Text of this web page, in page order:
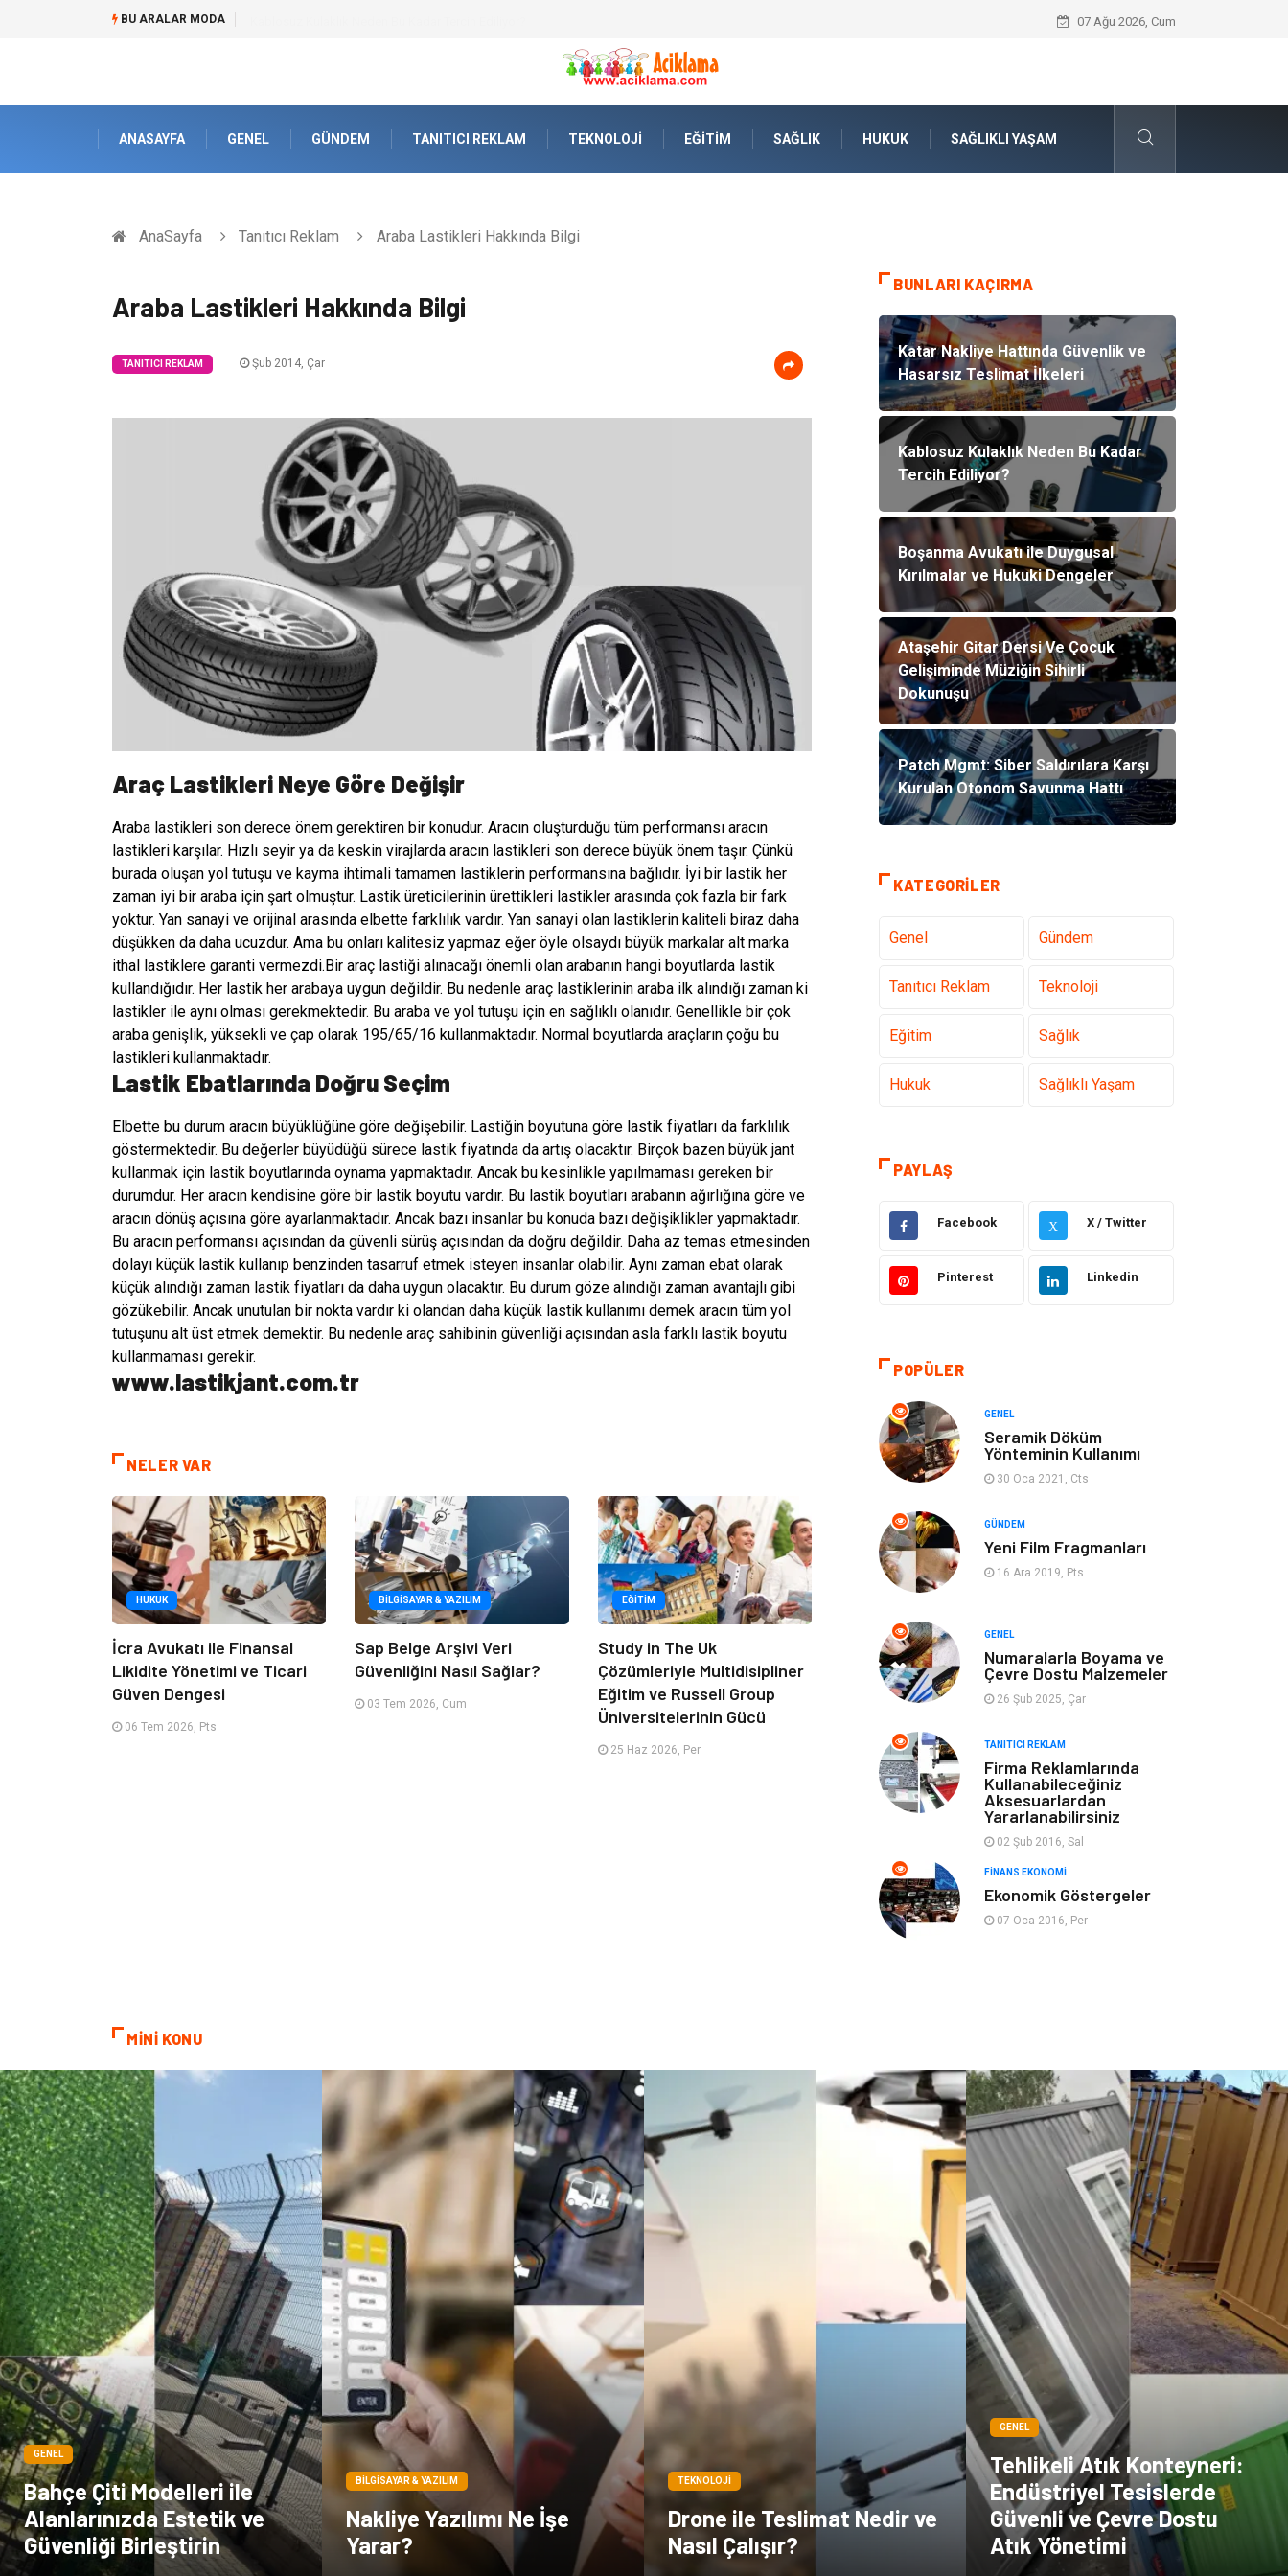
BU ARALAR MODA Boşanma Avukatı ile Duygusal
07 Ağu 2026, Cum
ANASAYFA GENEL GÜNDEM TANITICI REKLAM TEKNOLOJI EĞITIM SAĞLIK HUKUK SAĞLIKLI YAŞAM
AnaSayfa Tanıtıcı Reklam Araba Lastikleri Hakkında Bilgi
Araba Lastikleri Hakkında Bilgi
TANITICI REKLAM Şub 2014, Çar
Araç Lastikleri Neye Göre Değişir
Araba lastikleri son derece önem gerektiren bir konudur. Aracın oluşturduğu tüm performansı aracın
lastikleri karşılar. Hızlı seyir ya da keskin virajlarda aracın lastikleri son derece büyük önem taşır. Çünkü
burada oluşan yol tutuşu ve kayma ihtimali tamamen lastiklerin performansına bağlıdır. İyi bir lastik her
zaman iyi bir araba için şart olmuştur. Lastik üreticilerinin ürettikleri lastikler arasında çok fazla bir fark
yoktur. Yan sanayi ve orijinal arasında elbette farklılık vardır. Yan sanayi olan lastiklerin kaliteli biraz daha
düşükken da daha ucuzdur. Ama bu onları kalitesiz yapmaz eğer öyle olsaydı büyük markalar alt marka
ithal lastiklere garanti vermezdi.Bir araç lastiği alınacağı önemli olan arabanın hangi boyutlarda lastik
kullandığıdır. Her lastik her arabaya uygun değildir. Bu nedenle araç lastiklerinin araba ilk alındığı zaman ki
lastikler ile aynı olması gerekmektedir. Bu araba ve yol tutuşu için en sağlıklı olanıdır. Genellikle bir çok
araba genişlik, yüksekli ve çap olarak 195/65/16 kullanmaktadır. Normal boyutlarda araçların çoğu bu
lastikleri kullanmaktadır.
Lastik Ebatlarında Doğru Seçim
Elbette bu durum aracın büyüklüğüne göre değişebilir. Lastiğin boyutuna göre lastik fiyatları da farklılık
göstermektedir. Bu değerler büyüdüğü sürece lastik fiyatında da artış olacaktır. Birçok bazen büyük jant
kullanmak için lastik boyutlarında oynama yapmaktadır. Ancak bu kesinlikle yapılmaması gereken bir
durumdur. Her aracın kendisine göre bir lastik boyutu vardır. Bu lastik boyutları arabanın ağırlığına göre ve
aracın dönüş açısına göre ayarlanmaktadır. Ancak bazı insanlar bu konuda bazı değişiklikler yapmaktadır.
Bu aracın performansı açısından da güvenli sürüş açısından da doğru değildir. Daha az temas etmesinden
dolayı küçük lastik kullanıp benzinden tasarruf etmek isteyen insanlar olabilir. Aynı zaman ebat olarak
küçük alındığı zaman lastik fiyatları da daha uygun olacaktır. Bu durum göze alındığı zaman avantajlı gibi
gözükebilir. Ancak unutulan bir nokta vardır ki olandan daha küçük lastik kullanımı demek aracın tüm yol
tutuşunu alt üst etmek demektir. Bu nedenle araç sahibinin güvenliği açısından asla farklı lastik boyutu
kullanmaması gerekir.
www.lastikjant.com.tr
NELER VAR
HUKUK
İcra Avukatı ile Finansal
Likidite Yönetimi ve Ticari
Güven Dengesi
06 Tem 2026, Pts
BILGISAYAR & YAZILIM
Sap Belge Arşivi Veri
Güvenliğini Nasıl Sağlar?
03 Tem 2026, Cum
EĞITIM
Study in The Uk
Çözümleriyle Multidisipliner
Eğitim ve Russell Group
Üniversitelerinin Gücü
25 Haz 2026, Per
BUNLARI KAÇIRMA
Katar Nakliye Hattında Güvenlik ve
Hasarsız Teslimat İlkeleri
Kablosuz Kulaklık Neden Bu Kadar
Tercih Ediliyor?
Boşanma Avukatı ile Duygusal
Kırılmalar ve Hukuki Dengeler
Ataşehir Gitar Dersi Ve Çocuk
Gelişiminde Müziğin Sihirli
Dokunuşu
Patch Mgmt: Siber Saldırılara Karşı
Kurulan Otonom Savunma Hattı
KATEGORILER
Genel Gündem
Tanıtıcı Reklam Teknoloji
Eğitim Sağlık
Hukuk Sağlıklı Yaşam
Otomotiv
Bilgisayar &
Tatil
İnternet
Organizasyon Yeme İçme
Gayrimenkul Güzellik & Bakım
Anne Çocuk
Nakliye
Cam Mobilya
Spor Malzemeleri Şile Bezi
Sigorta
PAYLAŞ
Facebook X X / Twitter
Pinterest Linkedin
POPÜLER
GENEL
Seramik Döküm
Yönteminin Kullanımı
30 Oca 2021, Cts
GÜNDEM
Yeni Film Fragmanları
16 Ara 2019, Pts
GENEL
Numaralarla Boyama ve
Çevre Dostu Malzemeler
26 Şub 2025, Çar
TANITICI REKLAM
Firma Reklamlarında
Kullanabileceğiniz
Aksesuarlardan
Yararlanabilirsiniz
02 Şub 2016, Sal
FINANS EKONOMI
Ekonomik Göstergeler
07 Oca 2016, Per
MİNİ KONU
GENEL
Bahçe Çiti Modelleri ile
Alanlarınızda Estetik ve
Güvenliği Birleştirin
BILGISAYAR & YAZILIM
Nakliye Yazılımı Ne İşe
Yarar?
TEKNOLOJI
Drone ile Teslimat Nedir ve
Nasıl Çalışır?
GENEL
Tehlikeli Atık Konteyneri:
Endüstriyel Tesislerde
Güvenli ve Çevre Dostu
Atık Yönetimi